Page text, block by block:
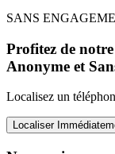
SANS
Profitez de
Anonyme et
Localisez un
Localiser